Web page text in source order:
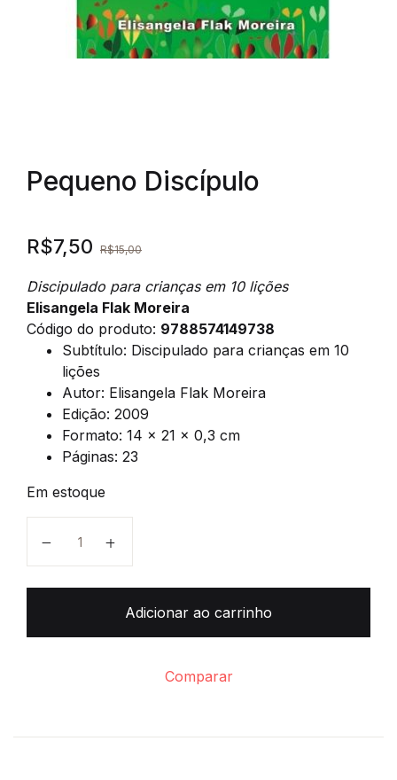
Pequeno Discípulo
R$7,50 R$15,00
Discipulado para crianças em 10 lições
Elisangela Flak Moreira
Código do produto: 9788574149738
Subtítulo: Discipulado para crianças em 10
lições
Autor: Elisangela Flak Moreira
Edição: 2009
Formato: 14 x 21 x 0,3 cm
Páginas: 23
Em estoque
Adicionar ao carrinho
Comparar